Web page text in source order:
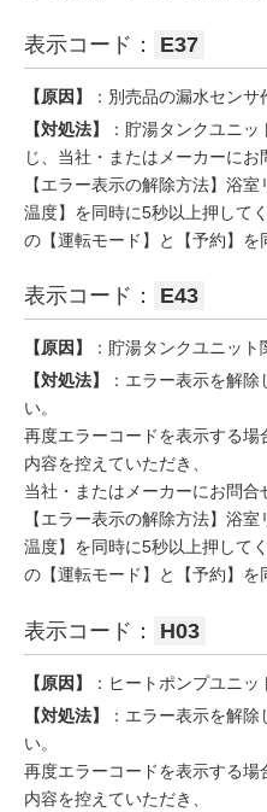
表示コード： E37
【原因】
：別売品の漏水センサ
【対処法】
：貯湯タンクユニ
じ、当社・またはメーカーにお
【エラー表示の解除方法】浴
温度】を同時に5秒以上押して
の【運転モード】と【予約】を
表示コード： E43
【原因】
：貯湯タンクユニット
【対処法】
：エラー表示を解
い。
再度エラーコードを表示する
内容を控えていただき、
当社・またはメーカーにお問合
【エラー表示の解除方法】浴
温度】を同時に5秒以上押して
の【運転モード】と【予約】を
表示コード： H03
【原因】
：ヒートポンプユニ
【対処法】
：エラー表示を解
い。
再度エラーコードを表示する
内容を控えていただき、